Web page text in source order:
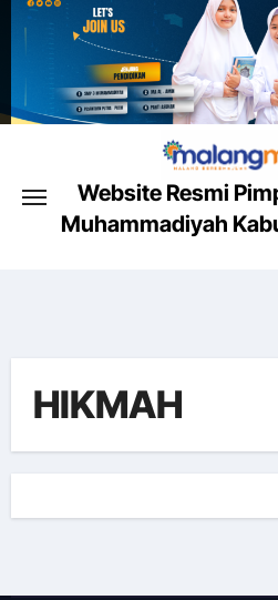
Skip
Website Resmi
Muhammadiyah
HIKMAH